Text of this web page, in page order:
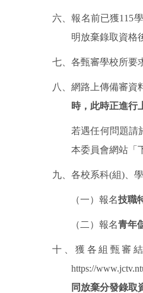
六、報名前已獲115
明放棄錄取資格
七、各甄審學校所要
八、網路上傳備審資
時，此時正進行
若遇任何問題請
本委員會網站「
九、各校系科(組) 、
（一）報名技職
（二）報名青年
十、獲各組甄審
https://
同放棄分發錄取